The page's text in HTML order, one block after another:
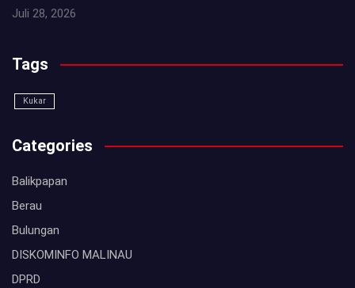
Juli 28, 2026
Tags
Kukar
Categories
Balikpapan
Berau
Bulungan
DISKOMINFO MALINAU
DPRD